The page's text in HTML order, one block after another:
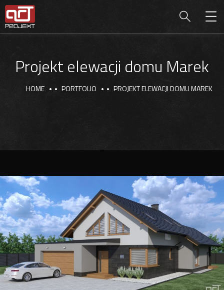
Projekt elewacji domu Marek
HOME PORTFOLIO PROJEKT ELEWACJI DOMU MAREK